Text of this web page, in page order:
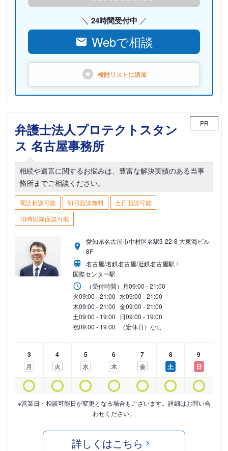
24時間受付中
Webで相談
検討リストに追加
弁護士法人プロテクトスタン
ス 名古屋事務所
PR
相続や遺言に関するお悩みは、豊富な解決実績のある当事
務所までご相談ください。
電話相談可能 初回面談無料
土日面談可能
18時以降面談可能
愛知県名古屋市中村区名駅3-22-8 大東海ビル
8F
名古屋/名鉄名古屋/近鉄名古屋駅
国際センター駅
（受付時間） 月09:00 - 21:00
火09:00 - 21:00 水09:00 - 21:00
木09:00 - 21:00 金09:00 - 21:00
土09:00 - 19:00 日09:00 - 19:00
祝09:00 - 19:00 （定休日）なし
3
月
4
火
5
水
6
木
7
金
8
土
9
日
※営業日・相談可能日が変更となる場合もございます。詳細はお問い合
わせください。
詳しくはこちら